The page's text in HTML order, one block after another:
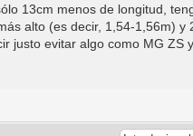
13cm menos de longitud,
alto (es decir, 1,54-1,56m) y
evitar algo como MG ZS